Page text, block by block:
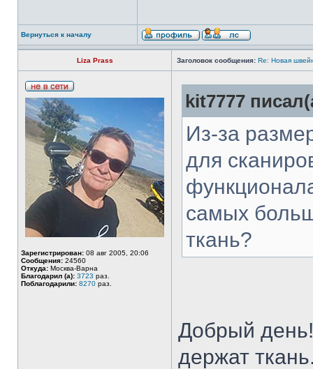
Вернуться к началу
Liza Prass Заголовок сообщения: Re: Новая
Зарегистрирован: 08 авг 2005, 20:06
Сообщения: 24560
Откуда: Москва-Варна
Благодарил (а): 3723 раз.
Поблагодарили: 8270 раз.
kit7777
Из-за
для
самых
ткань?
Добрый
держат